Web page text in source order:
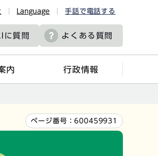
Language 手話で電話する
に質問 よくある質問
内 行政情報
ページ番号：600459931